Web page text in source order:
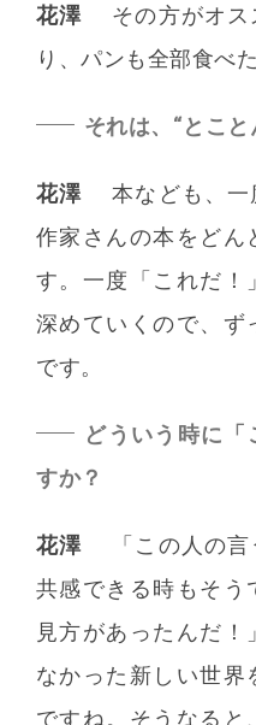
花澤
その方がオ
り、パンも全部食べ
それは、“とこと
花澤
本なども、
作家さんの本をどん
す。一度「これだ！
深めていくので、ず
です。
どういう時に
すか？
花澤
「この人の
共感できる時もそう
見方があったんだ
なかった新しい世界
ですね。そうなると